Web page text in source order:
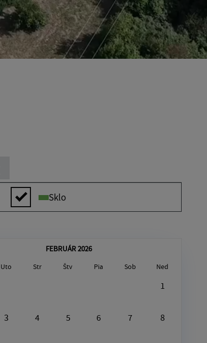
Sklo
FEBRUÁR 2026
Uto Str Štv Pia Sob Ned
1
3 4 5 6 7 8